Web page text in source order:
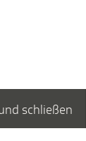
schließen